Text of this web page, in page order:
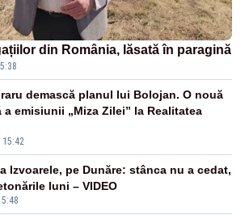
din România, lăsată în paragină
15:42
demască planul lui Bolojan. O nouă
emisiunii „Miza Zilei” la Realitatea
Izvoarele, pe Dunăre: stânca nu a cedat,
luni – VIDEO